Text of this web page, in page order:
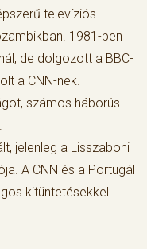
televíziós
1981-ben
de dolgozott a BBC-
a CNN-nek.
számos háborús
jelenleg a Lisszaboni
A CNN és a Portugál
kitüntetésekkel